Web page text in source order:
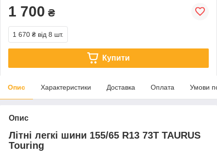
1 700 ₴
1 670 ₴ від 8 шт.
Купити
Опис Характеристики Доставка Оплата Умови
Опис
Літні легкі шини 155/65 R13 73T TAURUS
Touring